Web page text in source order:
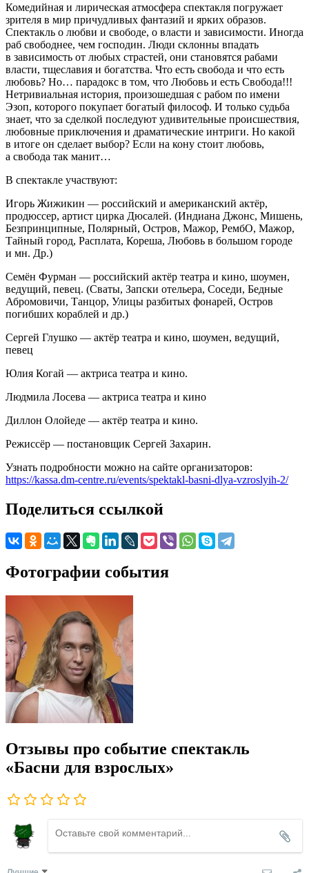
Комедийная и лирическая атмосфера спектакля погружает
зрителя в мир причудливых фантазий и ярких образов.
Спектакль о любви и свободе, о власти и зависимости. Иногда
раб свободнее, чем господин. Люди склонны впадать
в зависимость от любых страстей, они становятся рабами
власти, тщеславия и богатства. Что есть свобода и что есть
любовь? Но… парадокс в том, что Любовь и есть Свобода!!!
Нетривиальная история, произошедшая с рабом по имени
Эзоп, которого покупает богатый философ. И только судьба
знает, что за сделкой последуют удивительные происшествия,
любовные приключения и драматические интриги. Но какой
в итоге он сделает выбор? Если на кону стоит любовь,
а свобода так манит…
В спектакле участвуют:
Игорь Жижикин — российский и американский актёр,
продюссер, артист цирка Дюсалей. (Индиана Джонс, Мишень,
Безпринципные, Полярный, Остров, Мажор, РембО, Мажор,
Тайный город, Расплата, Кореша, Любовь в большом городе
и мн. Др.)
Семён Фурман — российский актёр театра и кино, шоумен,
ведущий, певец. (Сваты, Запски отельера, Соседи, Бедные
Абромовичи, Танцор, Улицы разбитых фонарей, Остров
погибших кораблей и др.)
Сергей Глушко — актёр театра и кино, шоумен, ведущий,
певец
Юлия Когай — актриса театра и кино.
Людмила Лосева — актриса театра и кино
Диллон Олойеде — актёр театра и кино.
Режиссёр — постановщик Сергей Захарин.
Узнать подробности можно на сайте организаторов:
https://kassa.dm-centre.ru/events/spektakl-basni-dlya-vzroslyih-2/
Поделиться ссылкой
Фотографии события
Отзывы про событие спектакль
«Басни для взрослых»